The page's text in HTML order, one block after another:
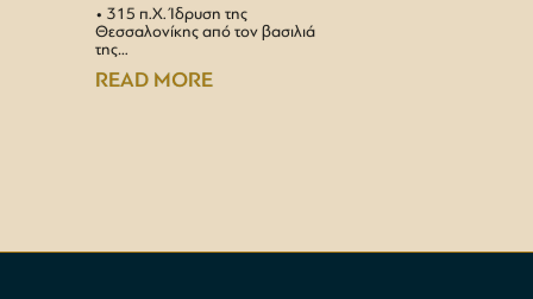
• 315 π.Χ. Ίδρυση της
Θεσσαλονίκης από τον βασιλιά
της…
READ MORE